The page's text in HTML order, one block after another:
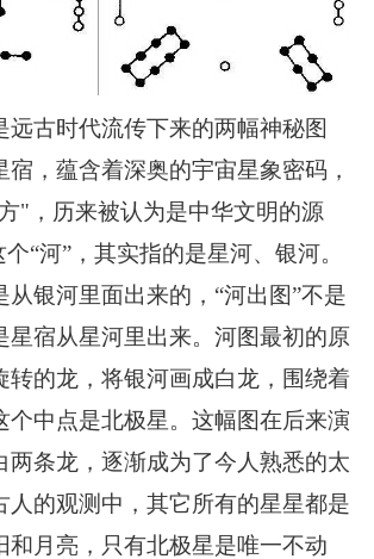
古时代流传下来的两幅神秘图
，蕴含着深奥的宇宙星象密码，
"，历来被认为是中华文明的源
“河”，其实指的是星河、银河。
从银河里面出来的，“河出图”不是
星宿从星河里出来。河图最初的原
转的龙，将银河画成白龙，围绕着
个中点是北极星。这幅图在后来演
两条龙，逐渐成为了今人熟悉的太
人的观测中，其它所有的星星都是
和月亮，只有北极星是唯一不动